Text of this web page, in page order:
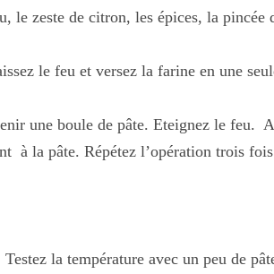
le zeste de citron, les épices, la pincée
le feu et versez la farine en une
une boule de pâte. Eteignez le feu.
à la pâte. Répétez l’opération trois
la température avec un peu de